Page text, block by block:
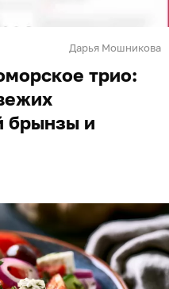
Дарья Мошникова
трио:
брынзы и